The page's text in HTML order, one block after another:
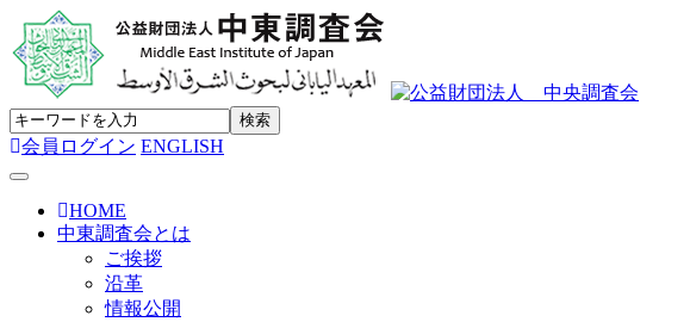
会員ログイン ENGLISH
Toggle navigation
HOME
中東調査会とは
ご挨拶
沿革
情報公開